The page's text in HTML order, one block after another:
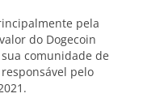
pela
do Dogecoin
comunidade de
pelo